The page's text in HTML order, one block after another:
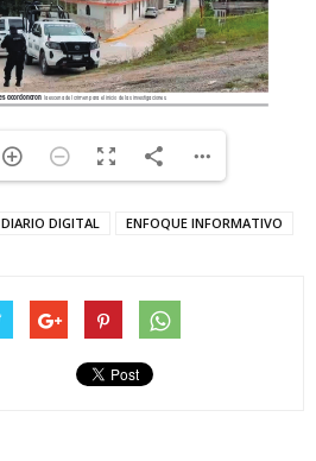
DIARIO DIGITAL ENFOQUE INFORMATIVO